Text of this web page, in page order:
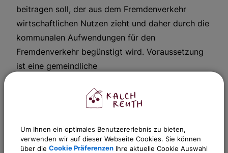
beitragen soll, der aus dem Fremdenverkehr
wirtschaftlichen Nutzen zieht und daher durch die
kommunalen Aufwendungen für den
Fremdenverkehr begünstigt wird. Voraussetzung
ist eine gemeindliche
Ein Fremdenverkehrsbeitrag kann neben dem
Fremdenverkehrsbeitrag schuldet derjenige
selbständig Tätige, der in der Gemeinde
Um Ihnen ein optimales Benutzererlebnis zu bieten,
verwenden wir auf dieser Webseite Cookies. Sie können
über die Cookie Präferenzen Ihre aktuelle Cookie Auswahl